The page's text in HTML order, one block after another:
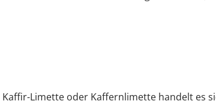
Limette oder Kaffernlimette handelt es